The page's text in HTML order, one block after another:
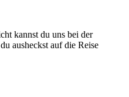
kannst du uns bei der
ausheckst auf die Reise